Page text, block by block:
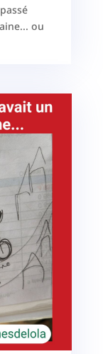
ou